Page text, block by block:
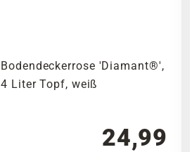
Bodendeckerrose 'Diamant®',
4 Liter Topf, weiß
24,99